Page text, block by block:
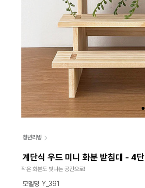
청년리빙
계단식 우드 미니 화분 받침대 - 4단
작은 화분도 빛나는 공간으로!
모델명 Y_391